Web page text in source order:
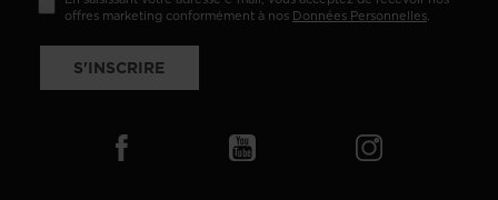
offres marketing conformément à nos Données Personnelles.
S'INSCRIRE